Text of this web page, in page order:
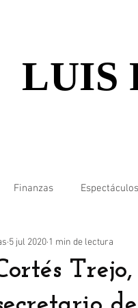
LUIS
Finanzas Espectáculos
5 jul 2020 1 min de lectura